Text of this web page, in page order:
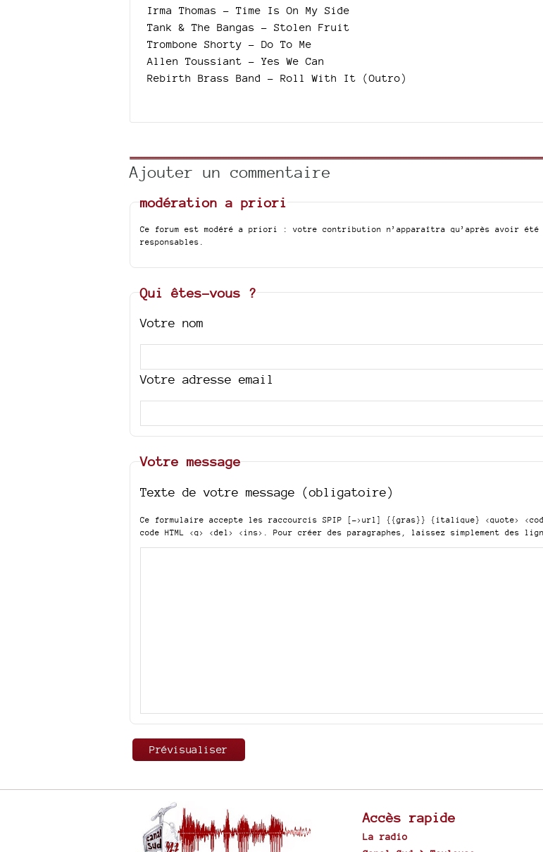
Irma Thomas - Time Is On My Side
Tank & The Bangas - Stolen Fruit
Trombone Shorty - Do To Me
Allen Toussiant - Yes We Can
Rebirth Brass Band - Roll With It (Outro)
Ajouter un commentaire
modération a priori
Ce forum est modéré a priori : votre contribution n’apparaîtra qu’après avoir
responsables.
Qui êtes-vous ?
Votre nom
Votre adresse email
Votre message
Texte de votre message (obligatoire)
Ce formulaire accepte les raccourcis SPIP [->url] {{gras}} {italique} <quote>
code HTML <q> <del> <ins> . Pour créer des paragraphes, laissez simplement des
Accès rapide
La radio